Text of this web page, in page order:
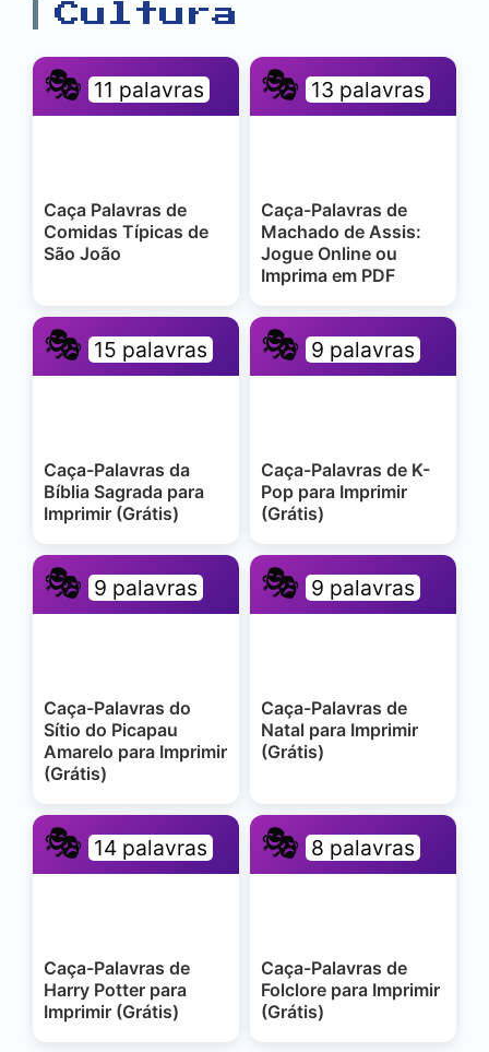
Cultura
🎭 11 palavras
Caça Palavras de
Comidas Típicas de
São João
🎭 13 palavras
Caça-Palavras de
Machado de Assis:
Jogue Online ou
Imprima em PDF
🎭 15 palavras
Caça-Palavras da
Bíblia Sagrada para
Imprimir (Grátis)
🎭 9 palavras
Caça-Palavras de K-
Pop para Imprimir
(Grátis)
🎭 9 palavras
Caça-Palavras do
Sítio do Picapau
Amarelo para Imprimir
(Grátis)
🎭 9 palavras
Caça-Palavras de
Natal para Imprimir
(Grátis)
🎭 14 palavras
Caça-Palavras de
Harry Potter para
Imprimir (Grátis)
🎭 8 palavras
Caça-Palavras de
Folclore para Imprimir
(Grátis)